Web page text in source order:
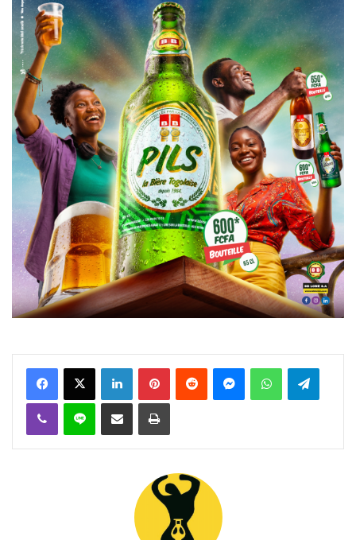
FacebookX Linkedin PinterestReddit MessengerWhatsAppTelegram
Viber Ligne Partager par email Imprimer